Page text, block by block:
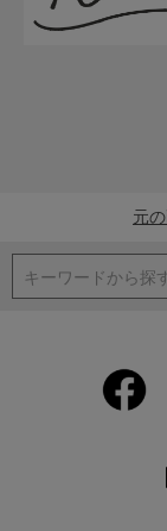
元
キーワードから探